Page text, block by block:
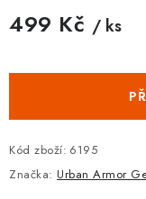
499 Kč / ks
Kód zboží: 6195
Značka: Urban Armor